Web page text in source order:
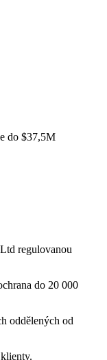
do $37,5M
regulovanou
do 20 000
oddělených od